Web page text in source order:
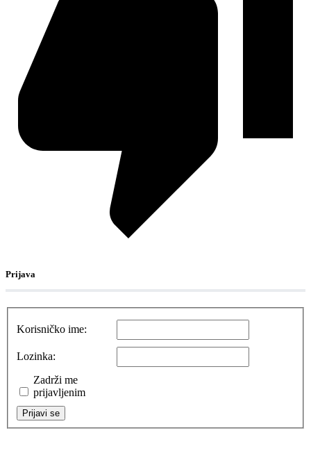
Prijava
Korisničko ime:
Lozinka:
Zadrži me
prijavljenim
Prijavi se